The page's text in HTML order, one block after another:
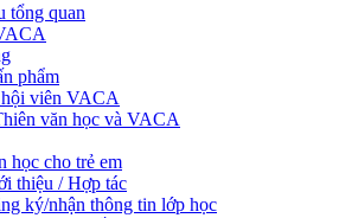
tổng quan
phẩm
viên VACA
văn học và VACA
học cho trẻ em
thiệu / Hợp tác
ký/nhận thông tin lớp học